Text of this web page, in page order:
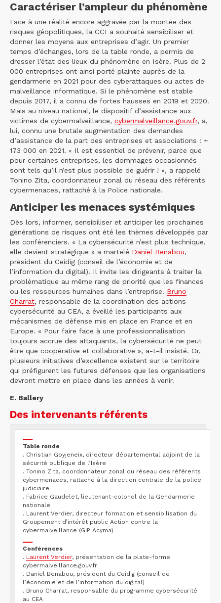
Caractériser l’ampleur du phénomène
Face à une réalité encore aggravée par la montée des
risques géopolitiques, la CCI a souhaité sensibiliser et
donner les moyens aux entreprises d’agir. Un premier
temps d’échanges, lors de la table ronde, a permis de
dresser l’état des lieux du phénomène en Isère. Plus de 2
000 entreprises ont ainsi porté plainte auprès de la
gendarmerie en 2021 pour des cyberattaques ou actes de
malveillance informatique. Si le phénomène est stable
depuis 2017, il a connu de fortes hausses en 2019 et 2020.
Mais au niveau national, le dispositif d’assistance aux
victimes de cybermalveillance, cybermalveillance.gouv.fr, a,
lui, connu une brutale augmentation des demandes
d’assistance de la part des entreprises et associations : +
173 000 en 2021. « Il est essentiel de prévenir, parce que
pour certaines entreprises, les dommages occasionnés
sont tels qu’il n’est plus possible de guérir ! », a rappelé
Tonino Zita, coordonnateur zonal du réseau des référents
cybermenaces, rattaché à la Police nationale.
Anticiper les menaces systémiques
Dès lors, informer, sensibiliser et anticiper les prochaines
générations de risques ont été les thèmes développés par
les conférenciers. « La cybersécurité n’est plus technique,
elle devient stratégique » a martelé Daniel Benabou,
président du Ceidig (conseil de l’économie et de
l’information du digital). Il invite les dirigeants à traiter la
problématique au même rang de priorité que les finances
ou les ressources humaines dans l’entreprise. Bruno
Charrat, responsable de la coordination des actions
cybersécurité au CEA, a éveillé les participants aux
mécanismes de défense mis en place en France et en
Europe. « Pour faire face à une professionnalisation
toujours accrue des attaquants, la cybersécurité ne peut
être que coopérative et collaborative », a-t-il insisté. Or,
plusieurs initiatives d’excellence existent sur le territoire
qui préfigurent les futures défenses que les organisations
devront mettre en place dans les années à venir.
E. Ballery
Des intervenants référents
Table ronde
. Christian Goyjeneix, directeur départemental adjoint de la
sécurité publique de l’Isère
. Tonino Zita, coordonnateur zonal du réseau des référents
cybermenaces, rattaché à la direction centrale de la police
judiciaire
. Fabrice Gaudelet, lieutenant-colonel de la Gendarmerie
nationale
. Laurent Verdier, directeur formation et sensibilisation du
Groupement d’intérêt public Action contre la
cybermalveillance (GIP Acyma)
Conférences
. Laurent Verdier, présentation de la plate-forme
cybermalveillance.gouv.fr
. Daniel Benabou, président du Ceidig (conseil de
l’économie et de l’information du digital)
. Bruno Charrat, responsable du programme cybersécurité
au CEA